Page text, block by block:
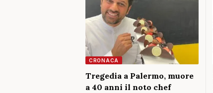
CRONACA
Tregedia a Palermo, muore
a 40 anni il noto chef